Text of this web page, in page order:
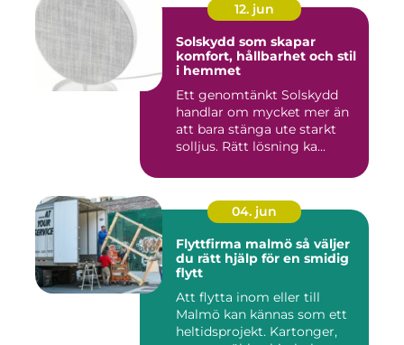
12. jun
Solskydd som skapar
komfort, hållbarhet och stil
i hemmet
Ett genomtänkt Solskydd
handlar om mycket mer än
att bara stänga ute starkt
solljus. Rätt lösning ka...
04. jun
Flyttfirma malmö så väljer
du rätt hjälp för en smidig
flytt
Att flytta inom eller till
Malmö kan kännas som ett
heltidsprojekt. Kartonger,